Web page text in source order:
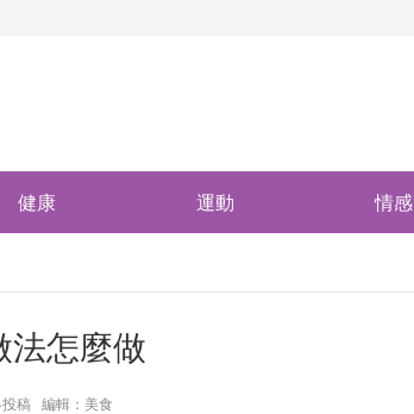
健康 運動 情感
怎麼做
稿 編輯：美食